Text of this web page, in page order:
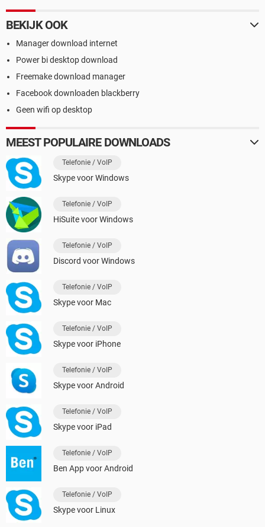
BEKIJK OOK
Manager download internet
Power bi desktop download
Freemake download manager
Facebook downloaden blackberry
Geen wifi op desktop
MEEST POPULAIRE DOWNLOADS
Telefonie / VoIP
Skype voor Windows
Telefonie / VoIP
HiSuite voor Windows
Telefonie / VoIP
Discord voor Windows
Telefonie / VoIP
Skype voor Mac
Telefonie / VoIP
Skype voor iPhone
Telefonie / VoIP
Skype voor Android
Telefonie / VoIP
Skype voor iPad
Telefonie / VoIP
Ben App voor Android
Telefonie / VoIP
Skype voor Linux